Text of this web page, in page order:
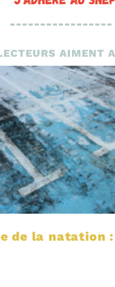
AIMENT
de la natation :